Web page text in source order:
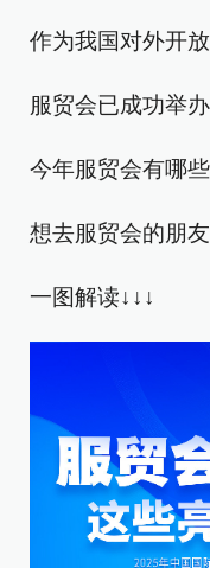
作为我国对外开
服贸会已成功举
今年服贸会有哪些
想去服贸会的朋
一图解读↓↓↓